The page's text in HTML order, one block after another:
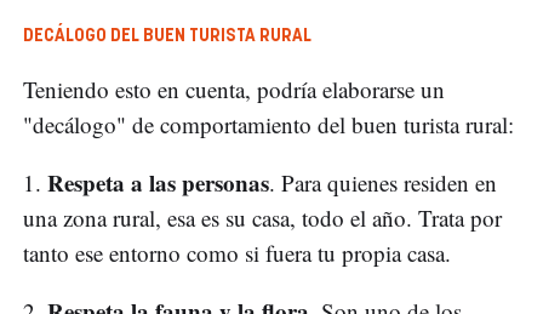
DECÁLOGO DEL BUEN TURISTA RURAL
Teniendo esto en cuenta, podría elaborarse un
"decálogo" de comportamiento del buen turista rural:
1. Respeta a las personas. Para quienes residen en
una zona rural, esa es su casa, todo el año. Trata por
tanto ese entorno como si fuera tu propia casa.